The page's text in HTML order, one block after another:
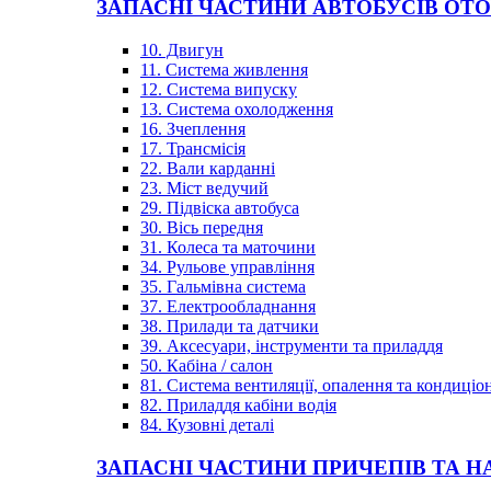
ЗАПАСНІ ЧАСТИНИ АВТОБУСІВ
10. Двигун
11. Система живлення
12. Система випуску
13. Система охолодження
16. Зчеплення
17. Трансмісія
22. Вали карданні
23. Міст ведучий
29. Підвіска автобуса
30. Вісь передня
31. Колеса та маточини
34. Рульове управління
35. Гальмівна система
37. Електрообладнання
38. Прилади та датчики
39. Аксесуари, інструменти та приладдя
50. Кабіна / салон
81. Система вентиляції, опалення та
82. Приладдя кабіни водія
84. Кузовні деталі
ЗАПАСНІ ЧАСТИНИ ПРИЧЕПІВ ТА